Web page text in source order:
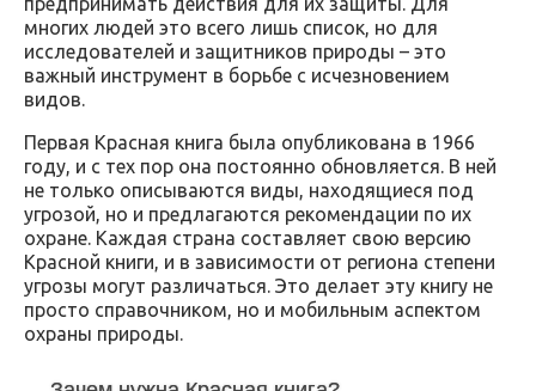
многих людей это всего лишь список, но для
исследователей и защитников природы – это
важный инструмент в борьбе с исчезновением
видов.
Первая Красная книга была опубликована в 1966
году, и с тех пор она постоянно обновляется. В ней
не только описываются виды, находящиеся под
угрозой, но и предлагаются рекомендации по их
охране. Каждая страна составляет свою версию
Красной книги, и в зависимости от региона степени
угрозы могут различаться. Это делает эту книгу не
просто справочником, но и мобильным аспектом
охраны природы.